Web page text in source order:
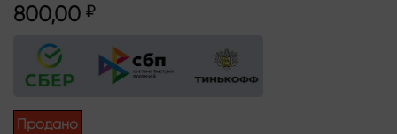
800,00 ₽
Продано